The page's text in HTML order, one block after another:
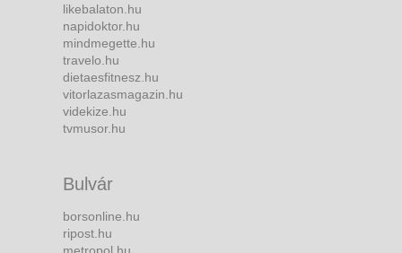
likebalaton.hu
napidoktor.hu
mindmegette.hu
travelo.hu
dietaesfitnesz.hu
vitorlazasmagazin.hu
videkize.hu
tvmusor.hu
Bulvár
borsonline.hu
ripost.hu
metropol.hu